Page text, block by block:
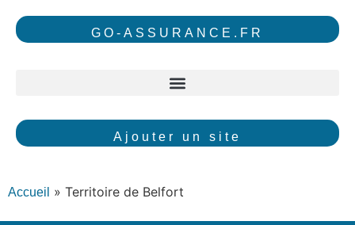
GO-ASSURANCE.FR
Ajouter un site
Accueil » Territoire de Belfort